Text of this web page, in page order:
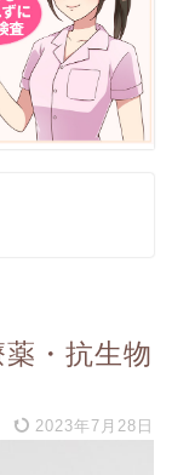
・抗生物
2023年7月28日